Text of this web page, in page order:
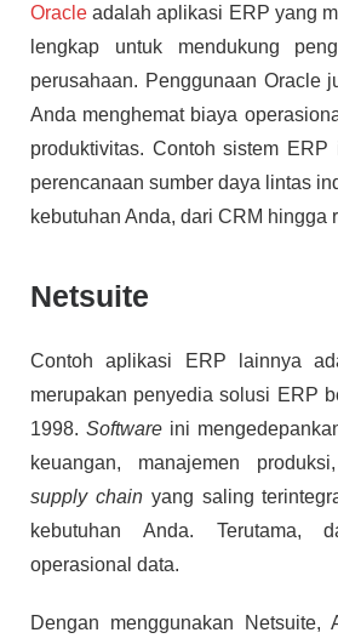
Oracle adalah aplikasi ERP yang
lengkap untuk mendukung
perusahaan. Penggunaan Oracle
Anda menghemat biaya
produktivitas. Contoh sistem ERP
perencanaan sumber daya lintas
kebutuhan Anda, dari CRM hingga
Netsuite
Contoh aplikasi ERP lainnya
merupakan penyedia solusi ERP
1998. Software ini
keuangan, manajemen
supply chainyang saling
kebutuhan Anda. Terutama,
operasional data.
Dengan menggunakan Netsuite,